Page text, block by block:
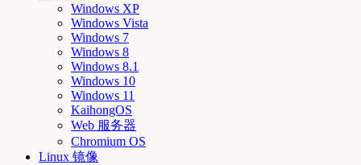
Windows XP
Windows Vista
Windows 7
Windows 8
Windows 8.1
Windows 10
Windows 11
KaihongOS
Web 服务器
Chromium OS
Linux 镜像